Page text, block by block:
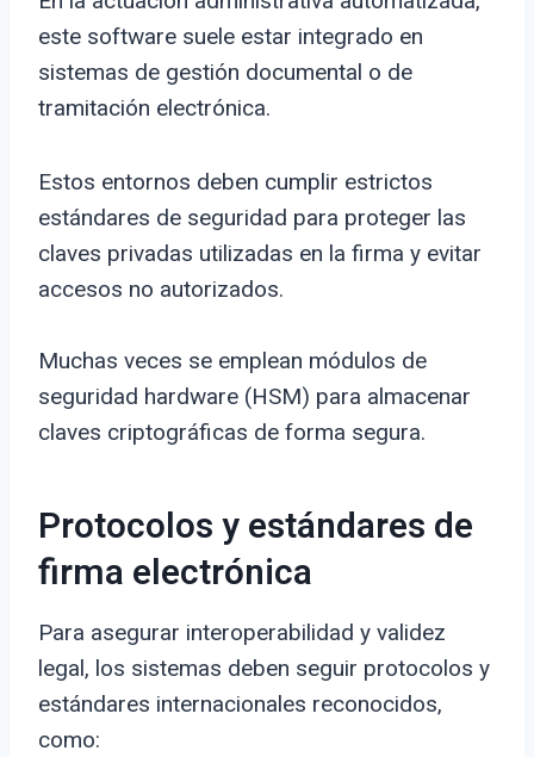
este software suele estar integrado en
sistemas de gestión documental o de
tramitación electrónica.
Estos entornos deben cumplir estrictos
estándares de seguridad para proteger las
claves privadas utilizadas en la firma y evitar
accesos no autorizados.
Muchas veces se emplean módulos de
seguridad hardware (HSM) para almacenar
claves criptográficas de forma segura.
Protocolos y estándares de
firma electrónica
Para asegurar interoperabilidad y validez
legal, los sistemas deben seguir protocolos y
estándares internacionales reconocidos,
como: